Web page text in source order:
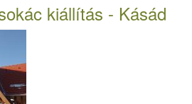
kiállítás - Kásád